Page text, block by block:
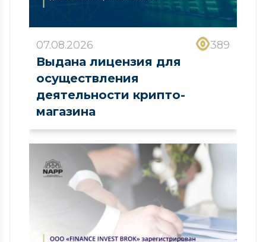
07.08.2026 389
Выдана лицензия для
осуществления
деятельности крипто-
магазина